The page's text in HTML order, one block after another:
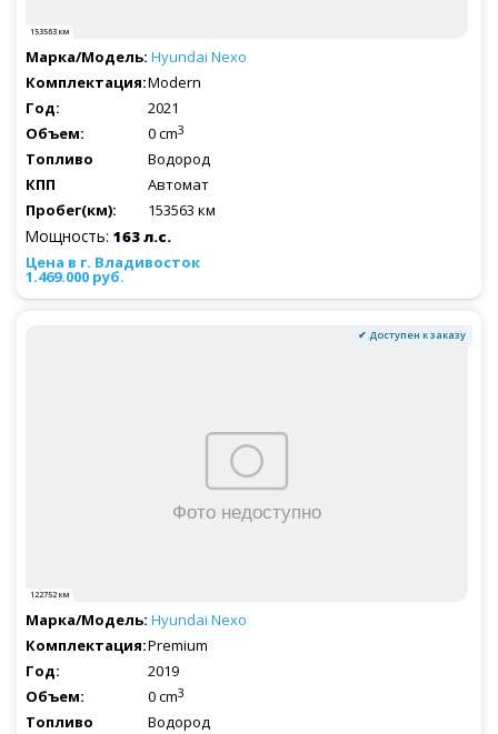
153563 км
Hyundai Nexo
Modern
2021
0 cm3
Водород
Автомат
153563 км
Мощность: 163 л.с.
1.469.000 руб.
✔ Доступен к заказу
122752 км
Hyundai Nexo
Premium
2019
0 cm3
Водород